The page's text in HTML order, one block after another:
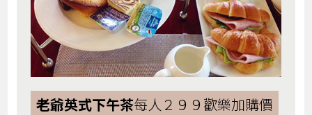
老爺英式下午茶每人２９９歡樂加購價